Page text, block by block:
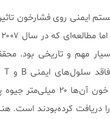
کردند که فشار خون آن‌ها